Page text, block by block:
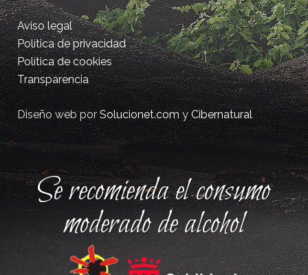
Aviso legal
Política de privacidad
Política de cookies
Transparencia
Diseño web porSolucionet.comyCibernatural
Se recomienda el consumo
moderado de alcohol